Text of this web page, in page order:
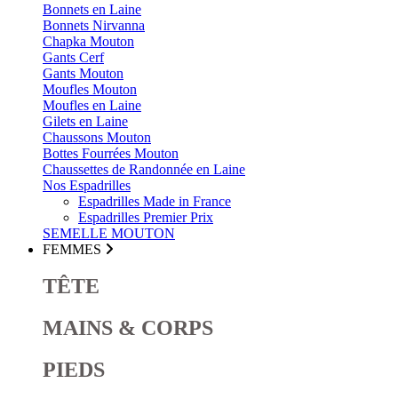
Bonnets en Laine
Bonnets Nirvanna
Chapka Mouton
Gants Cerf
Gants Mouton
Moufles Mouton
Moufles en Laine
Gilets en Laine
Chaussons Mouton
Bottes Fourrées Mouton
Chaussettes de Randonnée en Laine
Nos Espadrilles
Espadrilles Made in France
Espadrilles Premier Prix
SEMELLE MOUTON
FEMMES
TÊTE
MAINS & CORPS
PIEDS